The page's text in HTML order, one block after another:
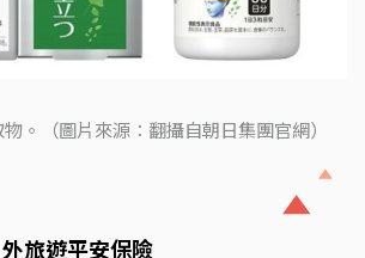
。（圖片來源：翻攝自朝日集團官網）
旅遊平安保險